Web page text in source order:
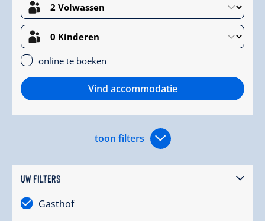
online te boeken
Vind accommodatie
toon filters
UW FILTERS
Gasthof